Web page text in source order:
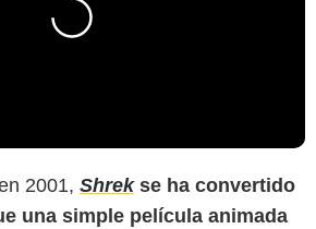
2001, Shrekse ha convertido
una simple película animada